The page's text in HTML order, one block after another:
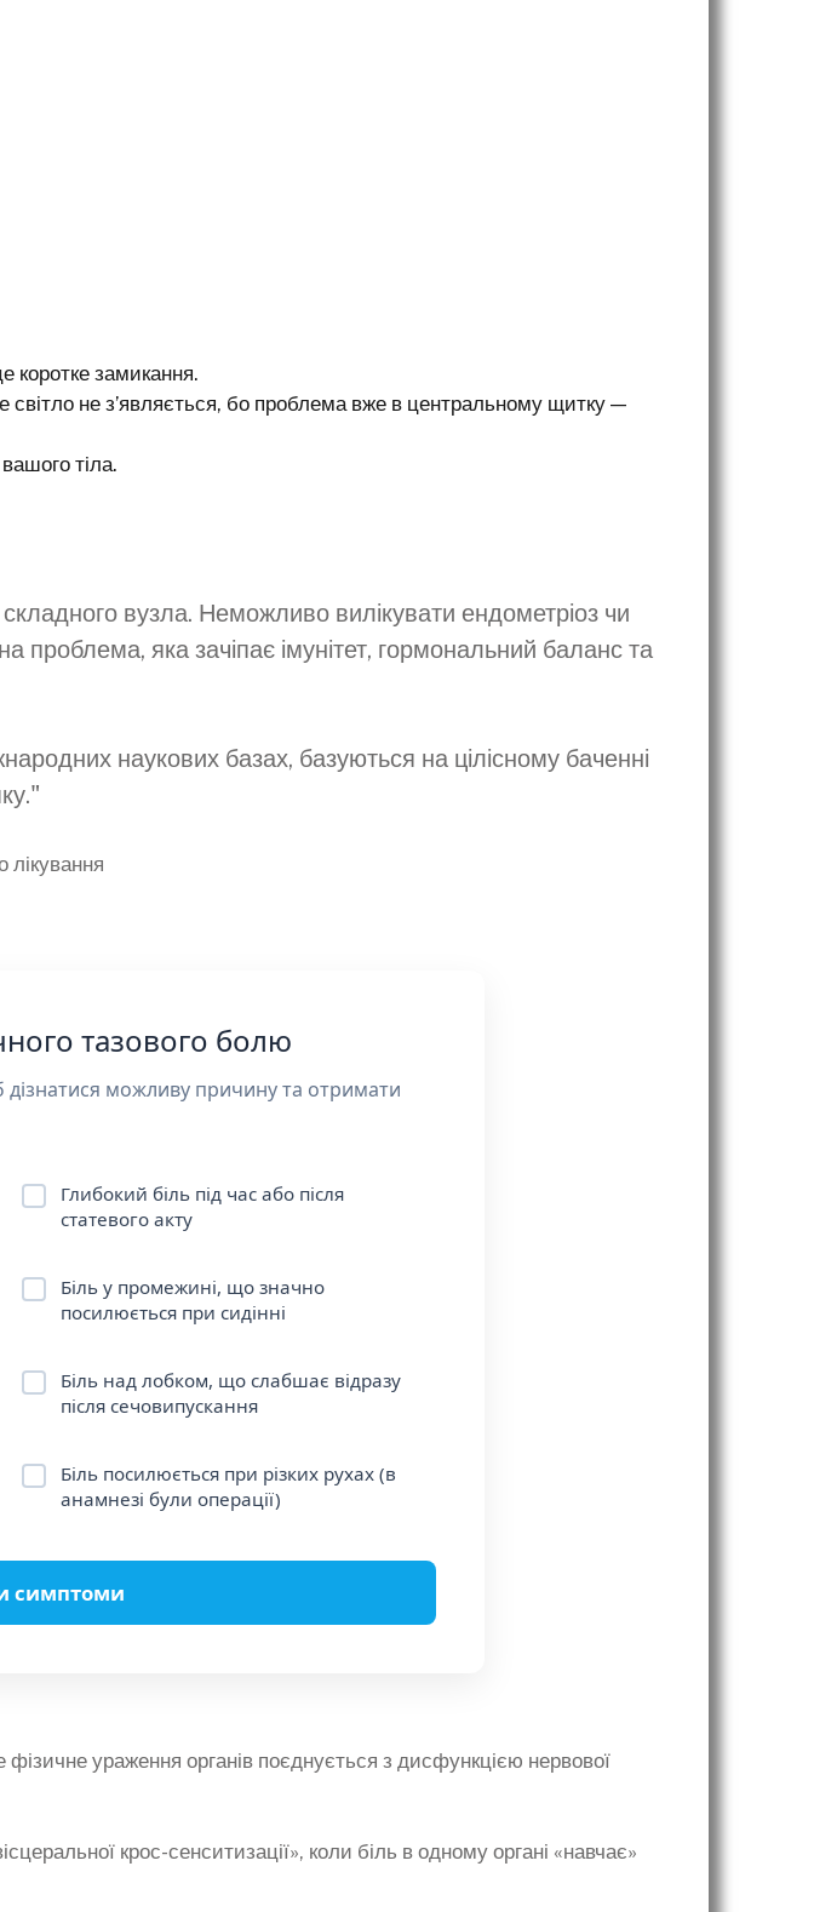
коротке замикання.
світло не з’являється, бо проблема вже в центральному щитку —
тіла.
вузла. Неможливо вилікувати ендометріоз чи
яка зачіпає імунітет, гормональний баланс та
наукових базах, базуються на цілісному баченні
лікування
тазового болю
дізнатися можливу причину та отримати
Глибокий біль під час або після
статевого акту
Біль у промежині, що значно
посилюється при сидінні
Біль над лобком, що слабшає відразу
після сечовипускання
Біль посилюється при різких рухах (в
анамнезі були операції)
симптоми
ураження органів поєднується з дисфункцією нервової
крос-сенситизації», коли біль в одному органі «навчає»